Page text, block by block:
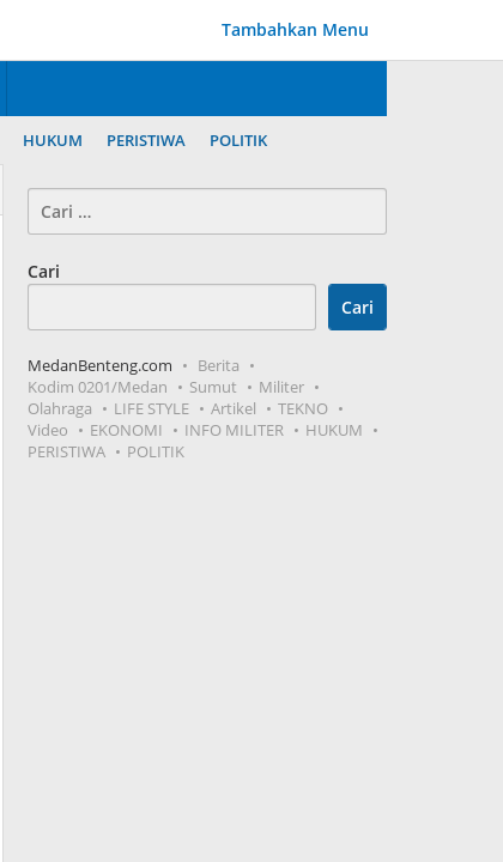
Tambahkan Menu
HUKUM PERISTIWA POLITIK
untuk:
Cari
Cari
MedanBenteng.com
Berita
Kodim 0201/Medan
Sumut
Militer
Olahraga
LIFE STYLE Artikel
TEKNO
Video
EKONOMI INFO MILITER
HUKUM
PERISTIWA
POLITIK